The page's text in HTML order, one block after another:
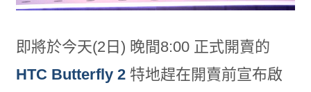
即將於今天(2日) 晚間8:00 正式開賣的
HTC Butterfly 2特地趕在開賣前宣布啟